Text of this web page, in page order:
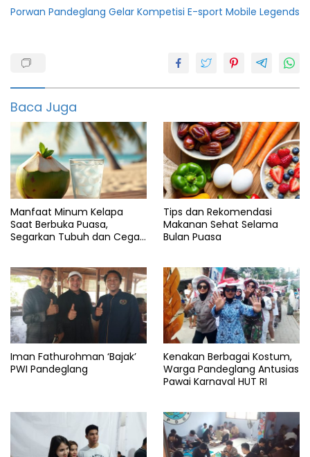
Porwan Pandeglang Gelar Kompetisi E-sport Mobile Legends
Lansia
Penyakit
orangtua
Baca Juga
Manfaat Minum Kelapa
Saat Berbuka Puasa,
Segarkan Tubuh dan Cegah
Tips dan Rekomendasi
Makanan Sehat Selama
Bulan Puasa
Iman Fathurohman ‘Bajak’
PWI Pandeglang
Kenakan Berbagai Kostum,
Warga Pandeglang Antusias
Pawai Karnaval HUT RI